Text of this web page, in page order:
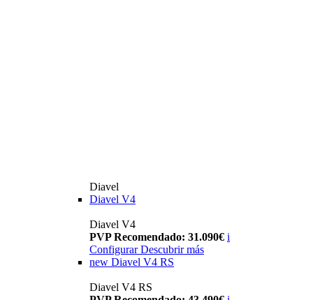
Diavel
Diavel V4
Diavel V4
PVP Recomendado: 31.090€ i
Configurar Descubrir más
new Diavel V4 RS
Diavel V4 RS